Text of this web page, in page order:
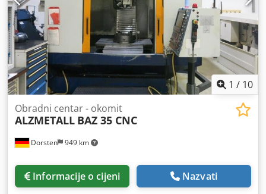
Brzina vretena: 9.000 o/min Magacin alata: 24 mjesta Za
dodatne informacije ili dogovor za razgledavanje, molimo
javite se putem poruke ili telefona.
1 / 10
Dorsten 949 km
Obradni centar - okomit
ALZMETALL BAZ 35 CNC
Informacije o cijeni Nazvati